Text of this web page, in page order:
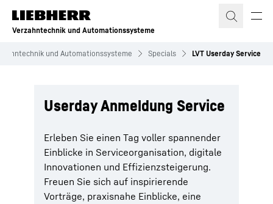
Zum Inhalt springen
Verzahntechnik und Automationssysteme
und Automationssysteme Specials LVT Userday Service
Userday Anmeldung Service
Erleben Sie einen Tag voller spannender
Einblicke in Serviceorganisation, digitale
Innovationen und Effizienzsteigerung.
Freuen Sie sich auf inspirierende
Vorträge, praxisnahe Einblicke, eine